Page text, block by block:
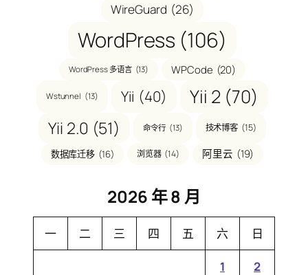
WireGuard (26)
WordPress (106)
WordPress 多语言 (13) WPCode (20)
Wstunnel (13) Yii (40) Yii 2 (70)
Yii 2.0 (51) 命令行 (13) 技术博客 (15)
数据库迁移 (16) 浏览器 (14) 阿里云 (19)
2026 年 8 月
一 二 三 四 五 六 日
1 2